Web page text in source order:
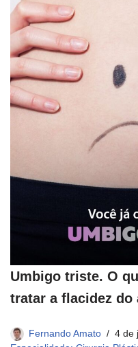
Umbigo triste. O
tratar a flacidez do
Fernando Amato
4 de